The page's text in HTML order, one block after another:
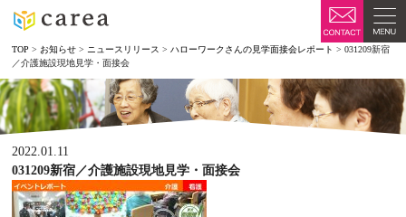
TOP > お知らせ > ニュースリリース >ハローワークさんの見学面接会レポート >031209新宿
／介護施設現地見学・面接会
2022.01.11
031209新宿／介護施設現地見学・面接会